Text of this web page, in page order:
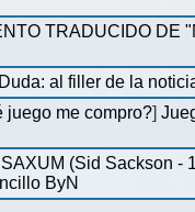
TRADUCIDO DE
Duda: al filler de la
juego me compro?]
SAXUM (Sid Sackson -
ByN